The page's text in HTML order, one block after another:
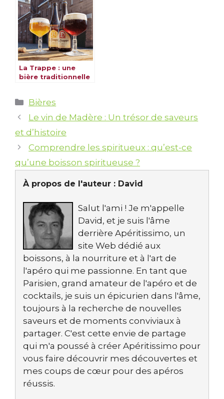
La Trappe : une
bière traditionnelle
Catégories
Bières
Le vin de Madère : Un trésor de saveurs
et d’histoire
Comprendre les spiritueux : qu’est-ce
qu’une boisson spiritueuse ?
À propos de l'auteur : David
Salut l'ami ! Je m'appelle
David, et je suis l'âme
derrière Apéritissimo, un
site Web dédié aux
boissons, à la nourriture et à l'art de
l'apéro qui me passionne. En tant que
Parisien, grand amateur de l'apéro et de
cocktails, je suis un épicurien dans l'âme,
toujours à la recherche de nouvelles
saveurs et de moments conviviaux à
partager. C'est cette envie de partage
qui m'a poussé à créer Apéritissimo pour
vous faire découvrir mes découvertes et
mes coups de cœur pour des apéros
réussis.